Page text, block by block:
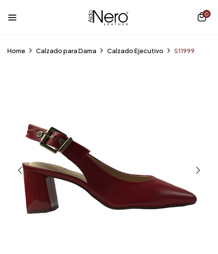
0
Home Calzado para Dama Calzado Ejecutivo S11999